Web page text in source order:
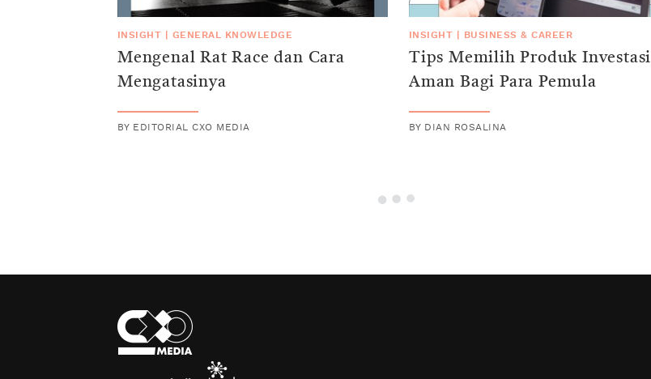
INSIGHT GENERAL KNOWLEDGE
Mengenal Rat Race dan Cara
Mengatasinya
BY EDITORIAL CXO MEDIA
INSIGHT BUSINESS & CAREER
Tips Memilih Produk Investasi
Aman Bagi Para Pemula
BY DIAN ROSALINA